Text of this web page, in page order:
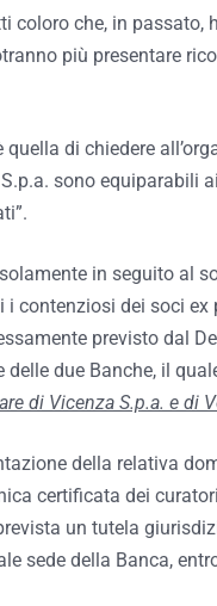
coloro che, in passato,
più presentare
di chiedere
sono equiparabili
in seguito al
contenziosi dei soci
previsto dal
due Banche, il
di Vicenza S.p.a. e di
della relativa
certificata dei
un tutela
sede della Banca,